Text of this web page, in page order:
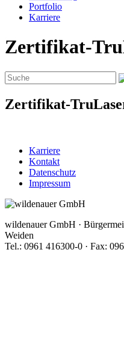
Portfolio
Karriere
Zertifikat-
Zertifikat-
Karriere
Kontakt
Datenschutz
Impressum
wildenauer GmbH ·
Weiden
Tel.: 0961 416300-0 · Fax: